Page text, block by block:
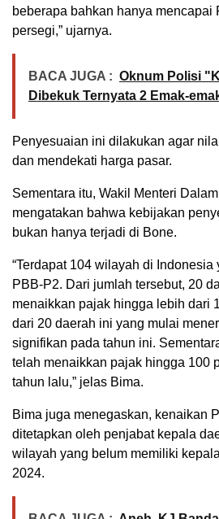
beberapa bahkan hanya mencapai
persegi,” ujarnya.
BACA JUGA : Oknum Polisi
Dibekuk Ternyata 2 Emak-
Penyesuaian ini dilakukan agar
dan mendekati harga pasar.
Sementara itu, Wakil Menteri
mengatakan bahwa kebijakan
bukan hanya terjadi di Bone.
“Terdapat 104 wilayah di
PBB-P2. Dari jumlah tersebut, 20
menaikkan pajak hingga lebih dari
dari 20 daerah ini yang mulai
signifikan pada tahun ini.
telah menaikkan pajak hingga 100
tahun lalu,” jelas Bima.
Bima juga menegaskan, kenaikan
ditetapkan oleh penjabat kepala
wilayah yang belum memiliki
2024.